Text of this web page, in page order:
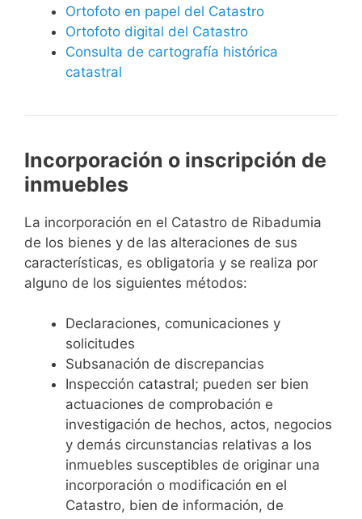
Ortofoto en papel del Catastro
Ortofoto digital del Catastro
Consulta de cartografía histórica
catastral
Incorporación o inscripción de
inmuebles
La incorporación en el Catastro de Ribadumia
de los bienes y de las alteraciones de sus
características, es obligatoria y se realiza por
alguno de los siguientes métodos:
Declaraciones, comunicaciones y
solicitudes
Subsanación de discrepancias
Inspección catastral; pueden ser bien
actuaciones de comprobación e
investigación de hechos, actos, negocios
y demás circunstancias relativas a los
inmuebles susceptibles de originar una
incorporación o modificación en el
Catastro, bien de información, de